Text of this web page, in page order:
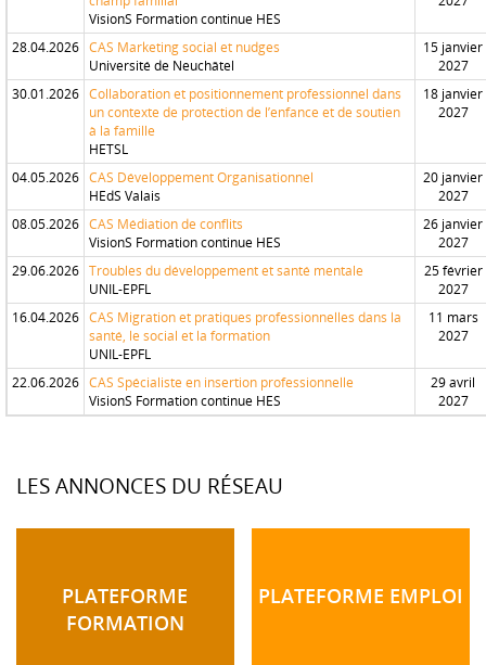
VisionS Formation continue HES
28.04.2026 CAS Marketing social et nudges
Université de Neuchâtel
15 janvier
2027
30.01.2026 Collaboration et positionnement professionnel dans
un contexte de protection de l’enfance et de soutien
à la famille
HETSL
18 janvier
2027
04.05.2026 CAS Développement Organisationnel
HEdS Valais
20 janvier
2027
08.05.2026 CAS Médiation de conflits
VisionS Formation continue HES
26 janvier
2027
29.06.2026 Troubles du développement et santé mentale
UNIL-EPFL
25 février
2027
16.04.2026 CAS Migration et pratiques professionnelles dans la
santé, le social et la formation
UNIL-EPFL
11 mars
2027
22.06.2026 CAS Spécialiste en insertion professionnelle
VisionS Formation continue HES
29 avril
2027
LES ANNONCES DU RÉSEAU
PLATEFORME
FORMATION
PLATEFORME EMPLOI